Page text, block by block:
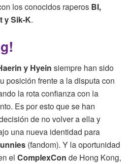
los conocidos raperos BI,
y Sik-K.
y Hyein siempre han sido
posición frente a la disputa con
la rota confianza con la
Es por esto que se han
de no volver a ella y
una nueva identidad para
(fandom). Y la oportunidad
el ComplexCon de Hong Kong,